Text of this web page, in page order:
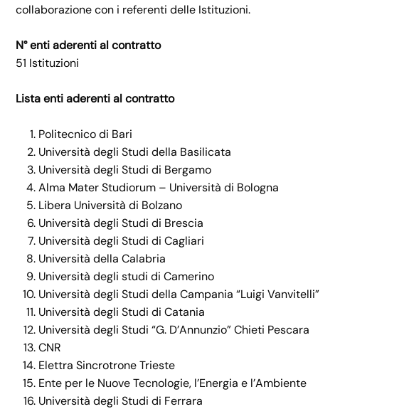
collaborazione con i referenti delle Istituzioni.
N° enti aderenti al contratto
51 Istituzioni
Lista enti aderenti al contratto
Politecnico di Bari
Università degli Studi della Basilicata
Università degli Studi di Bergamo
Alma Mater Studiorum – Università di Bologna
Libera Università di Bolzano
Università degli Studi di Brescia
Università degli Studi di Cagliari
Università della Calabria
Università degli studi di Camerino
Università degli Studi della Campania “Luigi Vanvitelli”
Università degli Studi di Catania
Università degli Studi “G. D’Annunzio” Chieti Pescara
CNR
Elettra Sincrotrone Trieste
Ente per le Nuove Tecnologie, l’Energia e l’Ambiente
Università degli Studi di Ferrara